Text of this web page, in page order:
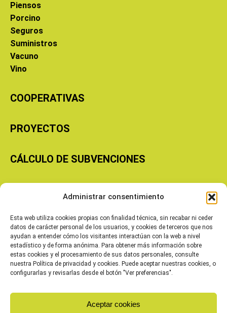
Administrar consentimiento
Esta web utiliza cookies propias con finalidad técnica, sin recabar ni ceder
datos de carácter personal de los usuarios, y cookies de terceros que nos
ayudan a entender cómo los visitantes interactúan con la web a nivel
estadístico y de forma anónima. Para obtener más información sobre
estas cookies y el procesamiento de sus datos personales, consulte
nuestra Política de privacidad y cookies. Puede aceptar nuestras cookies, o
configurarlas y revisarlas desde el botón "Ver preferencias".
Aceptar cookies
Piensos
Porcino
Seguros
Suministros
Vacuno
Vino
COOPERATIVAS
PROYECTOS
CÁLCULO DE SUBVENCIONES